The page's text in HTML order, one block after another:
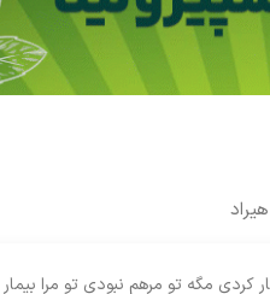
کردی مگه تو مرهم نبودی تو مرا